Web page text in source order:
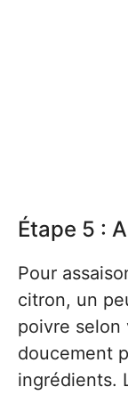
Étape 5 :
Pour
citron, un
poivre selon
doucement
ingrédients.